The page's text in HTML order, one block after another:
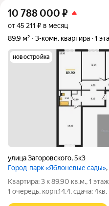
10 788 000 ₽
от 45 211 ₽ в месяц
89,9 м²
3-комн. квартира 1
новостройка
улица Загоровского,5к3
Город-парк «Яблоневые сады»
Квартира: 3 к 89,90 кв.м., 1
1 очередь, корп.14.4, сдача: